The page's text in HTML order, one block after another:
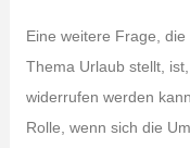
Eine weitere Frage,
Thema Urlaub stellt,
widerrufen werden
Rolle, wenn sich die